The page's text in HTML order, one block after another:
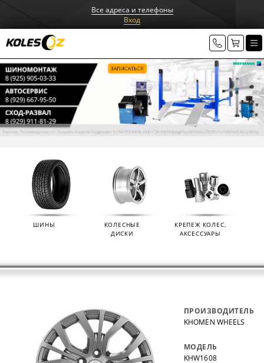
Все адреса и телефоны
Вход
ШИНЫ
КОЛЕСНЫЕ
ДИСКИ
КРЕПЕЖ КОЛЕС,
АКСЕССУАРЫ
ПРОИЗВОДИТЕЛЬ
KHOMEN WHEELS
МОДЕЛЬ
KHW1608